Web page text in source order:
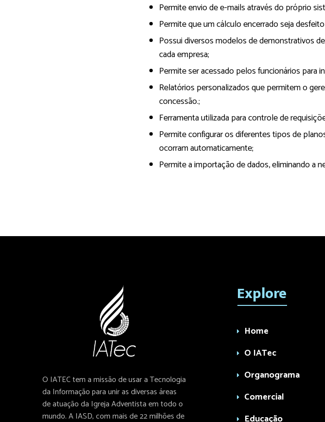
Permite envio de e-mails através do próprio
Permite que um cálculo encerrado seja
Possui diversos modelos de demonstrativos
cada empresa;
Permite ser acessado pelos funcionários para
Relatórios personalizados que permitem o
concessão.;
Ferramenta utilizada para controle de
Permite configurar os diferentes tipos de
ocorram automaticamente;
Permite a importação de dados, eliminando a
O IATEC tem a missão de usar a Tecnologia
da Informação para unir as diversas áreas
de atuação da Igreja Adventista em todo o
mundo. A IASD, com mais de 22 milhões de
Explore
Home
O IATec
Organograma
Comercial